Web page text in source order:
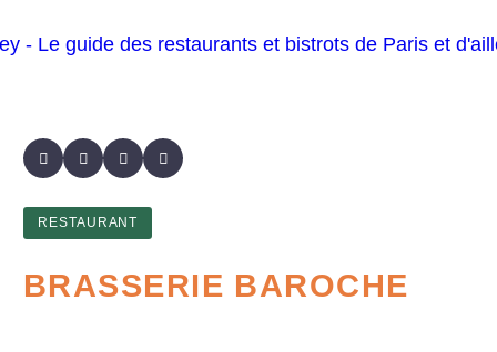
RESTAURANT
BRASSERIE BAROCHE